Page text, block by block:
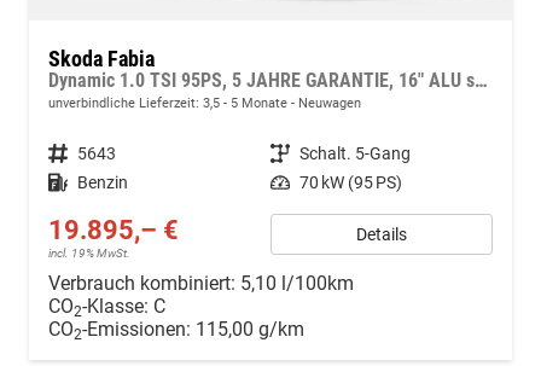
Skoda Fabia
Dynamic 1.0 TSI 95PS, 5 JAHRE GARANTIE, 16" ALU schwarz, Sportfahrwerk, SunSet, Parksensoren vo/hi, Kamera, Kessy, Alarm, Toter-Winkel, Virtual Cockpit 10", LED-Scheinwerfer, M-Lederlenkrad beheizt, NSW Sitzheizung, Tempomat, Climatronic, Radio 8"+Smartlink
unverbindliche Lieferzeit: 3,5 - 5 Monate Neuwagen
Fahrzeugnr. 5643 Getriebe Schalt. 5-Gang
Kraftstoff Benzin Leistung 70 kW (95 PS)
19.895,– €
incl. 19% MwSt.
Details
Verbrauch kombiniert: 5,10 l/100km
CO2-Klasse: C
CO2-Emissionen: 115,00 g/km